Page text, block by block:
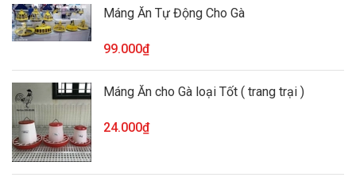
Máng Ăn Tự Động Cho Gà
99.000₫
Máng Ăn cho Gà loại Tốt ( trang trại )
24.000₫